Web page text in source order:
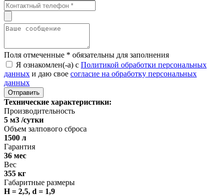
Поля отмеченные * обязательны для заполнения
Я ознакомлен(-а) с Политикой обработки персональных
данных и даю свое согласие на обработку персональных
данных
Технические характеристики:
Производительность
5 м3 /сутки
Объем залпового сброса
1500 л
Гарантия
36 мес
Вес
355 кг
Габаритные размеры
H = 2,5, d = 1,9